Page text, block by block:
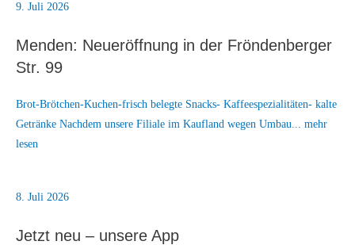
9. Juli 2026
Menden: Neueröffnung in der Fröndenberger
Str. 99
Brot-Brötchen-Kuchen-frisch belegte Snacks- Kaffeespezialitäten- kalte
Getränke Nachdem unsere Filiale im Kaufland wegen Umbau... mehr
lesen
8. Juli 2026
Jetzt neu – unsere App